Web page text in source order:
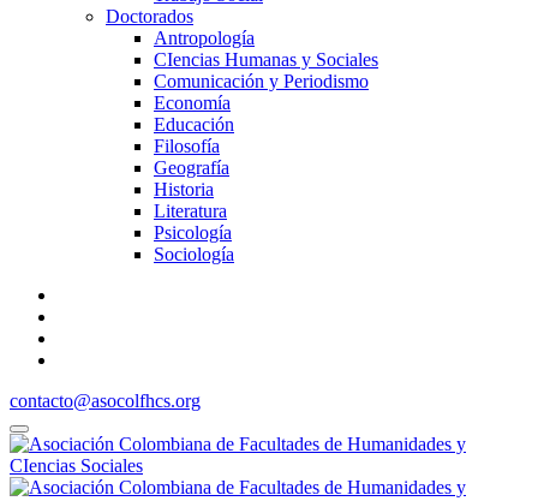
Doctorados
Antropología
CIencias Humanas y Sociales
Comunicación y Periodismo
Economía
Educación
Filosofía
Geografía
Historia
Literatura
Psicología
Sociología
contacto@asocolfhcs.org